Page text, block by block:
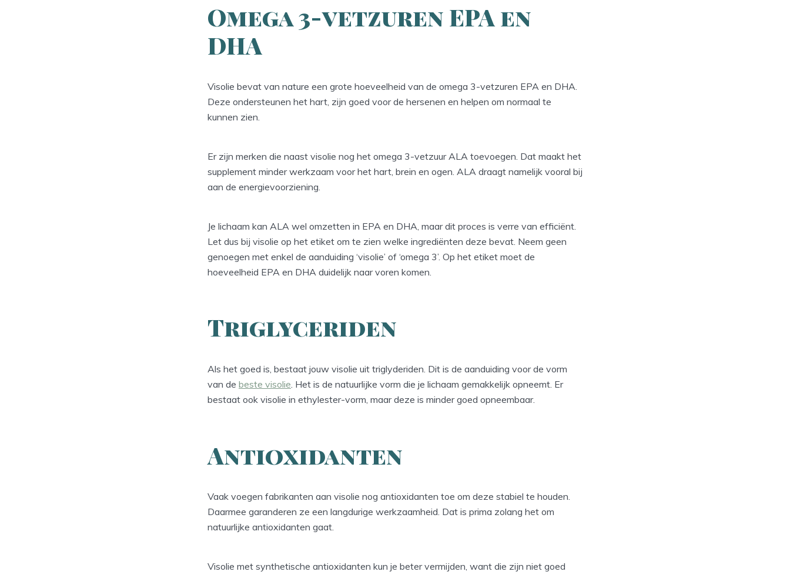
Omega 3-vetzuren EPA en
DHA
Visolie bevat van nature een grote hoeveelheid van de omega 3-vetzuren EPA en DHA.
Deze ondersteunen het hart, zijn goed voor de hersenen en helpen om normaal te
kunnen zien.
Er zijn merken die naast visolie nog het omega 3-vetzuur ALA toevoegen. Dat maakt het
supplement minder werkzaam voor het hart, brein en ogen. ALA draagt namelijk vooral bij
aan de energievoorziening.
Je lichaam kan ALA wel omzetten in EPA en DHA, maar dit proces is verre van efficiënt.
Let dus bij visolie op het etiket om te zien welke ingrediënten deze bevat. Neem geen
genoegen met enkel de aanduiding ‘visolie’ of ‘omega 3’. Op het etiket moet de
hoeveelheid EPA en DHA duidelijk naar voren komen.
Triglyceriden
Als het goed is, bestaat jouw visolie uit triglyderiden. Dit is de aanduiding voor de vorm
van de beste visolie. Het is de natuurlijke vorm die je lichaam gemakkelijk opneemt. Er
bestaat ook visolie in ethylester-vorm, maar deze is minder goed opneembaar.
Antioxidanten
Vaak voegen fabrikanten aan visolie nog antioxidanten toe om deze stabiel te houden.
Daarmee garanderen ze een langdurige werkzaamheid. Dat is prima zolang het om
natuurlijke antioxidanten gaat.
Visolie met synthetische antioxidanten kun je beter vermijden, want die zijn niet goed